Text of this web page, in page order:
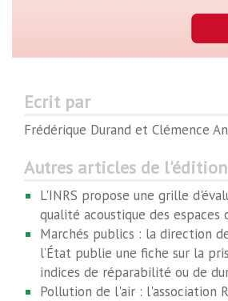
Ecrit par
Frédérique Durand et Clémence
Autres articles de l'édition
L'INRS propose une grille
qualité acoustique des espaces
Marchés publics : la direction
l’État publie une fiche sur la
indices de réparabilité ou de
Pollution de l'air : l'association